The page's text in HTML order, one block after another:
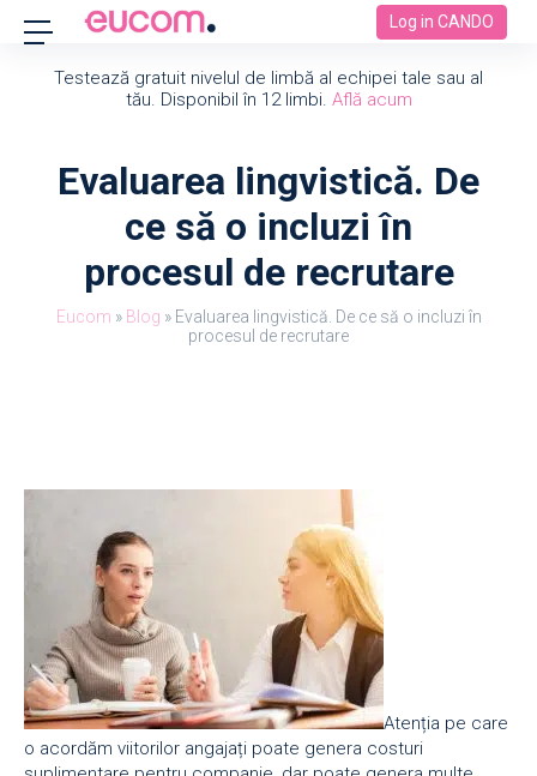
Log in CANDO
Testează gratuit nivelul de limbă al echipei tale sau al
tău. Disponibil în 12 limbi. Află acum
Evaluarea lingvistică. De
ce să o incluzi în
procesul de recrutare
Eucom » Blog » Evaluarea lingvistică. De ce să o incluzi în
procesul de recrutare
Atenția pe care
o acordăm viitorilor angajați poate genera costuri